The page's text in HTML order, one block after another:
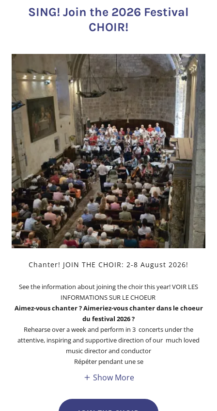
SING! Join the 2026 Festival
CHOIR!
Chanter! JOIN THE CHOIR: 2-8 August 2026!
See the information about joining the choir this year! VOIR LES
INFORMATIONS SUR LE CHOEUR
Aimez-vous chanter ? Aimeriez-vous chanter dans le choeur
du festival 2026 ?
Rehearse over a week and perform in 3 concerts under the
attentive, inspiring and supportive direction of our much loved
music director and conductor
Répéter pendant une se
Show More